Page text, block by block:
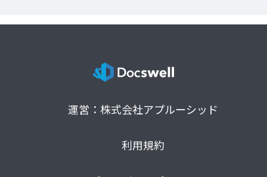
運営：株式会社アプルーシッド
利用規約